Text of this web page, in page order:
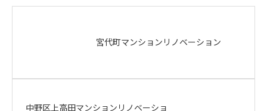
宮代町マンションリノベーション
中野区上高田マンションリノベーショ